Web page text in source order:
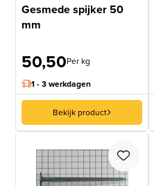
Gesmede spijker 50
mm
50,50Per kg
1 - 3 werkdagen
Bekijk product